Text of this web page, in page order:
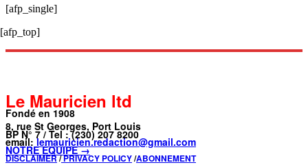
[afp_single]
[afp_top]
Le Mauricien ltd
Fondé en 1908
8, rue St Georges, Port Louis
BP N° 7 / Tel : (230) 207 8200
email: lemauricien.redaction@gmail.com
NOTRE ÉQUIPE →
DISCLAIMER/PRIVACY POLICY/ABONNEMENT